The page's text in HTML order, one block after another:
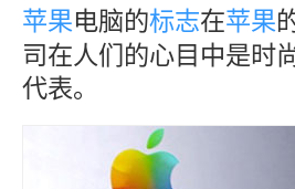
苹果电脑的标志在苹果
司在人们的心目中是时
代表。